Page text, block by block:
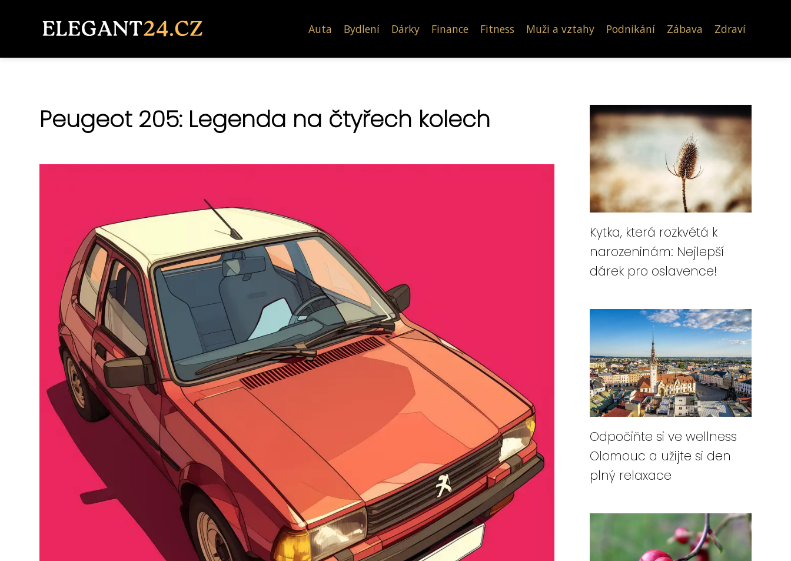
Auta Bydlení Dárky Finance Fitness Muži a vztahy Podnikání Zábava Zdraví
Peugeot 205: Legenda na čtyřech kolech
Kytka, která rozkvétá k
narozeninám: Nejlepší
dárek pro oslavence!
Odpočiňte si ve wellness
Olomouc a užijte si den
plný relaxace